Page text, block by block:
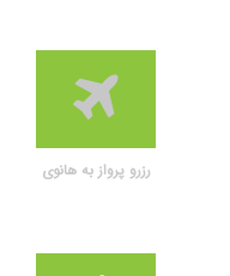
رزرو پرواز به هانوی